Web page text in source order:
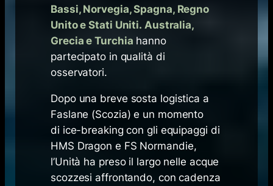
Bassi, Norvegia, Spagna, Regno
Unito e Stati Uniti. Australia,
Grecia e Turchia hanno
partecipato in qualità di
osservatori.
Dopo una breve sosta logistica a
Faslane (Scozia) e un momento
di ice-breaking con gli equipaggi di
HMS Dragon e FS Normandie,
l’Unità ha preso il largo nelle acque
scozzesi affrontando, con cadenza